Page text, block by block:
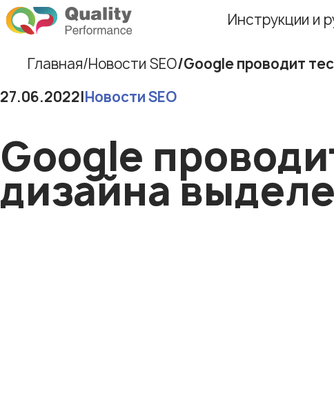
Инструкции и
Главная Новости SEO Google проводит
27.06.2022|Новости SEO
Google
дизайна